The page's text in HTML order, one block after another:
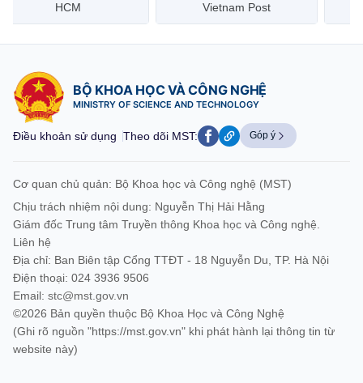
HCM
Vietnam Post
BỘ KHOA HỌC VÀ CÔNG NGHỆ
MINISTRY OF SCIENCE AND TECHNOLOGY
Điều khoản sử dụng Theo dõi MST: Góp ý
Cơ quan chủ quản: Bộ Khoa học và Công nghệ (MST)
Chịu trách nhiệm nội dung: Nguyễn Thị Hải Hằng
Giám đốc Trung tâm Truyền thông Khoa học và Công nghệ.
Liên hệ
Địa chỉ: Ban Biên tập Cổng TTĐT - 18 Nguyễn Du, TP. Hà Nội
Điện thoại: 024 3936 9506
Email: stc@mst.gov.vn
©2026 Bản quyền thuộc Bộ Khoa Học và Công Nghệ
(Ghi rõ nguồn "https://mst.gov.vn" khi phát hành lại thông tin từ
website này)